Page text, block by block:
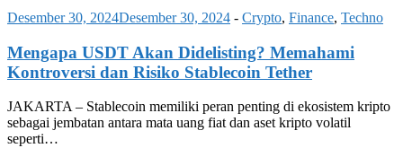
Desember 30, 2024Desember 30, 2024 - Crypto, Finance, Techno
Mengapa USDT Akan Didelisting? Memahami
Kontroversi dan Risiko Stablecoin Tether
JAKARTA – Stablecoin memiliki peran penting di ekosistem kripto
sebagai jembatan antara mata uang fiat dan aset kripto volatil
seperti…